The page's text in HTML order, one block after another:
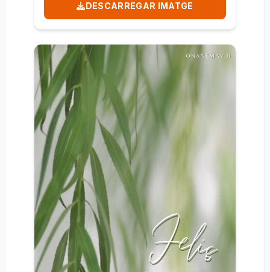
DESCARREGAR IMATGE